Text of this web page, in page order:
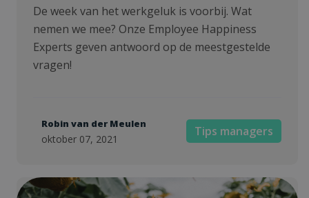
De week van het werkgeluk is voorbij. Wat
nemen we mee? Onze Employee Happiness
Experts geven antwoord op de meestgestelde
vragen!
Robin van der Meulen
oktober 07, 2021
Tips managers